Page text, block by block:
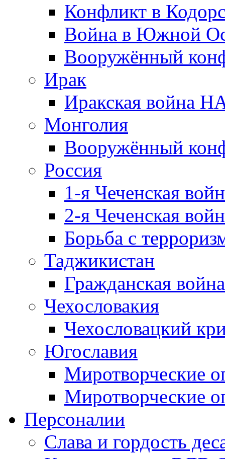
Конфликт в
Война в Южной
Вооружённый
Ирак
Иракская война
Монголия
Вооружённый
Россия
1-я Чеченская
2-я Чеченская
Борьба с
Таджикистан
Гражданская
Чехословакия
Чехословацкий
Югославия
Миротворческие
Миротворческие
Персоналии
Слава и гордость